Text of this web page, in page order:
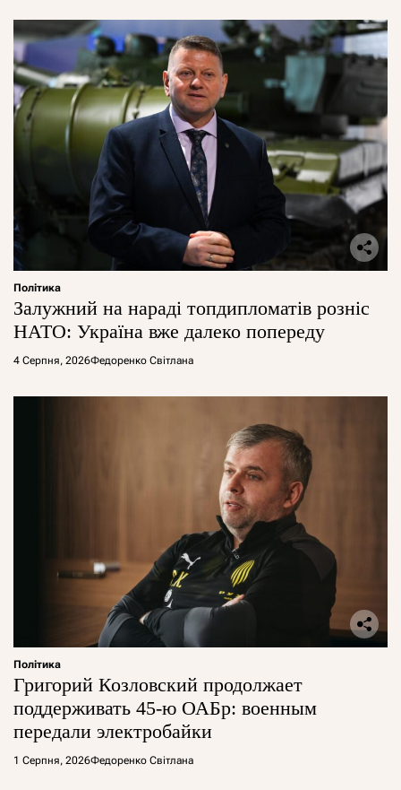
Політика
Залужний на нараді топдипломатів розніс
НАТО: Україна вже далеко попереду
4 Серпня, 2026Федоренко Світлана
Політика
Григорий Козловский продолжает
поддерживать 45-ю ОАБр: военным
передали электробайки
1 Серпня, 2026Федоренко Світлана